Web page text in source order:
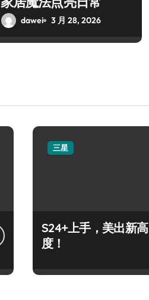
dawei 3 月 28, 2026
三星
S24+上手，美出新高
度！